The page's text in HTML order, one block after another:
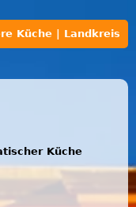
Küche | Landkreis
Küche